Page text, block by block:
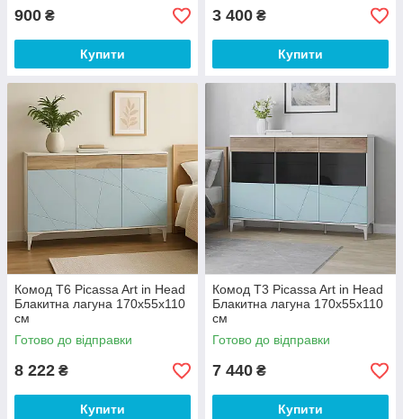
900 ₴
Купити
3 400 ₴
Купити
Комод Т6 Picassa Art in Head
Блакитна лагуна 170х55х110
см
Готово до відправки
8 222 ₴
Купити
Комод Т3 Picassa Art in Head
Блакитна лагуна 170х55х110
см
Готово до відправки
7 440 ₴
Купити